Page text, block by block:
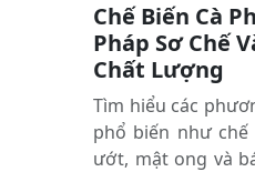
Chế Biến Cà
Pháp Sơ Chế
Chất Lượng
Tìm hiểu các
phổ biến như
ướt, mật ong và